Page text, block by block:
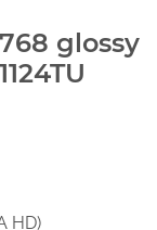
glossy
HD)